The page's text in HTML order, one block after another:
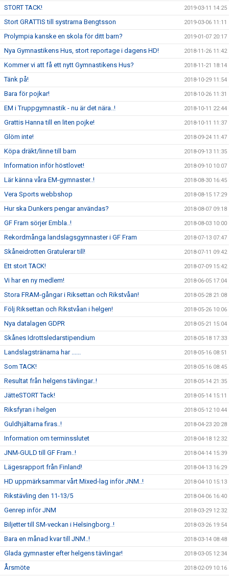
STORT TACK! 2019-03-11 14:25
Stort GRATTIS till systrarna Bengtsson 2019-03-06 11:11
Prolympia kanske en skola för ditt barn? 2019-01-07 20:17
Nya Gymnastikens Hus, stort reportage i dagens HD! 2018-11-26 11:42
Kommer vi att få ett nytt Gymnastikens Hus? 2018-11-21 18:14
Tänk på! 2018-10-29 11:54
Bara för pojkar! 2018-10-26 11:31
EM i Truppgymnastik - nu är det nära..! 2018-10-11 22:44
Grattis Hanna till en liten pojke! 2018-10-11 11:37
Glöm inte! 2018-09-24 11:47
Köpa dräkt/linne till barn 2018-09-13 11:35
Information inför höstlovet! 2018-09-10 10:07
Lär känna våra EM-gymnaster..! 2018-08-30 16:45
Vera Sports webbshop 2018-08-15 17:29
Hur ska Dunkers pengar användas? 2018-08-07 09:18
GF Fram sörjer Embla..! 2018-08-03 10:00
Rekordmånga landslagsgymnaster i GF Fram 2018-07-13 07:47
Skåneidrotten Gratulerar till! 2018-07-11 09:42
Ett stort TACK! 2018-07-09 15:42
Vi har en ny medlem! 2018-06-05 17:04
Stora FRAM-gångar i Riksettan och Rikstvåan! 2018-05-28 21:08
Följ Riksettan och Rikstvåan i helgen! 2018-05-26 10:06
Nya datalagen GDPR 2018-05-21 15:04
Skånes Idrottsledarstipendium 2018-05-18 17:33
Landslagstränarna har ...... 2018-05-16 08:51
Som TACK! 2018-05-16 08:45
Resultat från helgens tävlingar..! 2018-05-14 21:35
JätteSTORT Tack! 2018-05-14 15:11
Riksfyran i helgen 2018-05-12 10:44
Guldhjältarna firas..! 2018-04-23 20:28
Information om terminsslutet 2018-04-18 12:32
JNM-GULD till GF Fram..! 2018-04-14 15:39
Lägesrapport från Finland! 2018-04-13 16:29
HD uppmärksammar vårt Mixed-lag inför JNM..! 2018-04-10 15:13
Rikstävling den 11-13/5 2018-04-06 16:40
Genrep inför JNM 2018-03-29 12:32
Biljetter till SM-veckan i Helsingborg..! 2018-03-26 19:54
Bara en månad kvar till JNM..! 2018-03-14 08:48
Glada gymnaster efter helgens tävlingar! 2018-03-05 12:34
Årsmöte 2018-02-09 10:16